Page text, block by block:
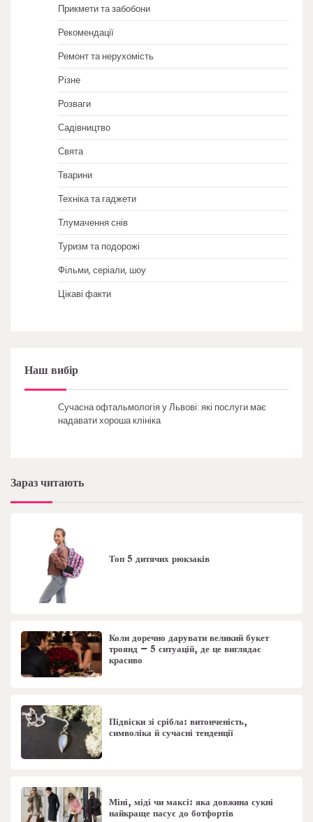
Прикмети та забобони
Рекомендації
Ремонт та нерухомість
Різне
Розваги
Садівництво
Свята
Тварини
Техніка та гаджети
Тлумачення снів
Туризм та подорожі
Фільми, серіали, шоу
Цікаві факти
Наш вибір
Сучасна офтальмологія у Львові: які послуги має
надавати хороша клініка
Зараз читають
Топ 5 дитячих рюкзаків
Коли доречно дарувати великий букет
троянд – 5 ситуацій, де це виглядає
красиво
Підвіски зі срібла: витонченість,
символіка й сучасні тенденції
Міні, міді чи максі: яка довжина сукні
найкраще пасує до ботфортів